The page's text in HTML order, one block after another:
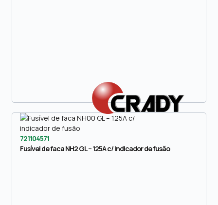
721104571
Fusível de faca NH2 GL – 125A c/ indicador de fusão